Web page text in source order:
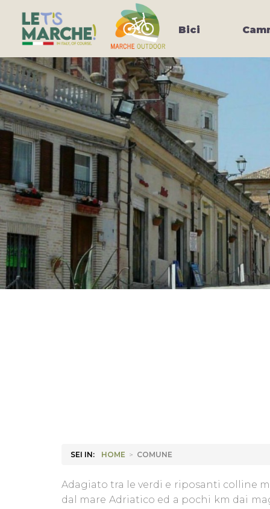
Bici
SEI IN: HOME > COMUNE
Adagiato tra le verdi e riposanti colline
dal mare Adriatico ed a pochi km dai